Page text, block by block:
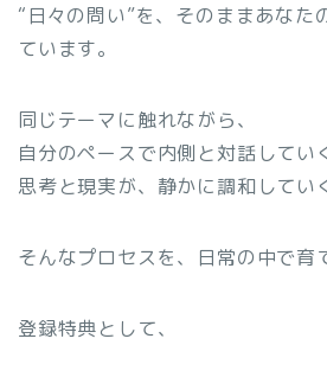
“日々の問い”を、そのままあなた
ています。
同じテーマに触れながら、
自分のペースで内側と対話してい
思考と現実が、静かに調和してい
そんなプロセスを、日常の中で育
登録特典として、